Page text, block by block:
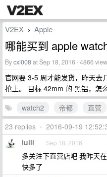
V2EX › Apple
哪能买到 apple
Bycxl008at Sep 18, 2016 · 4866
官网要 3-5 周才能发货，昨天去
抢上。 目标 42mm 的 黑铝，怎
watch2
帝都 直营
23 replies • 2016-09-19
luili Sep 18, 2016
多关注下直营店吧 我昨天
快多了